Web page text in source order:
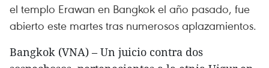
el templo Erawan en Bangkok el año pasado, fue
abierto este martes tras numerosos aplazamientos.
Bangkok (VNA) – Un juicio contra dos